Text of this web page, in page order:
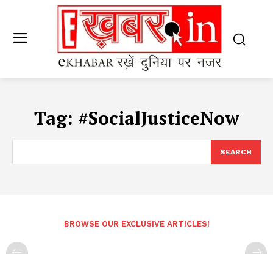
Tag: #SocialJusticeNow
SEARCH
BROWSE OUR EXCLUSIVE ARTICLES!